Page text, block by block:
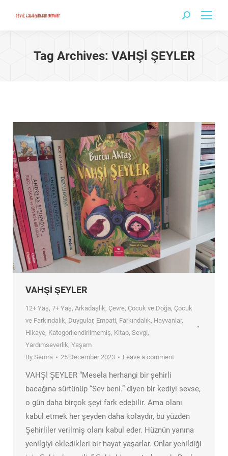
Search:
Tag Archives: VAHŞİ ŞEYLER
VAHŞİ ŞEYLER
12+ Yaş, 7+ Yaş, Arkadaşlık, Çevre, Çocuk ve Doğa, Çocuk
ve Farkındalık, Duygular, Empati, Farkındalık, Hayvanlar,
Hikaye, Kategorilendirilmemiş, Kitap, Sevgi,
Yardımseverlik, Yaşam
By Semra 25 December 2023 Leave a comment
VAHŞİ ŞEYLER “Mesela herhangi bir şehirli
bacağına sürtünüp “Sev beni.” diyen bir kediyi sevse,
o gün daha birçok şeyi fark edebilir. Ama olanı
kabul etmek her şeyden daha kolaydır, bu yüzden
Şehirliler verilmiş olanı kabul eder. Hüznün yanına
yenilgiyi ekledikleri bir hayat yaşarlar. Onlar yenildiği